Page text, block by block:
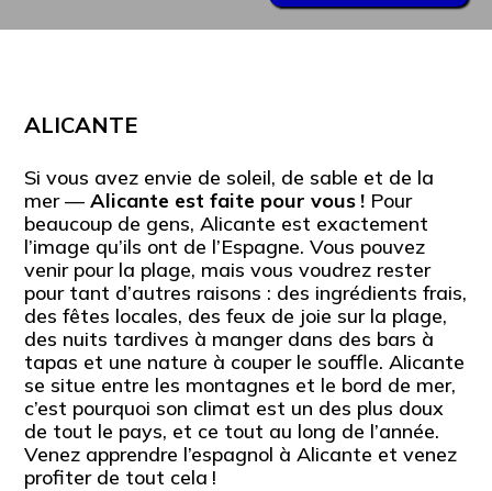
ALICANTE
Si vous avez envie de soleil, de sable et de la
mer —Alicante est faite pour vous ! Pour
beaucoup de gens, Alicante est exactement
l’image qu’ils ont de l’Espagne. Vous pouvez
venir pour la plage, mais vous voudrez rester
pour tant d’autres raisons : des ingrédients frais,
des fêtes locales, des feux de joie sur la plage,
des nuits tardives à manger dans des bars à
tapas et une nature à couper le souffle. Alicante
se situe entre les montagnes et le bord de mer,
c’est pourquoi son climat est un des plus doux
de tout le pays, et ce tout au long de l’année.
Venez apprendre l’espagnol à Alicante et venez
profiter de tout cela !